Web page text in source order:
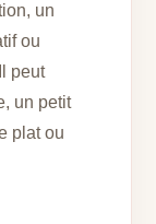
un
ou
peut
un petit
plat ou